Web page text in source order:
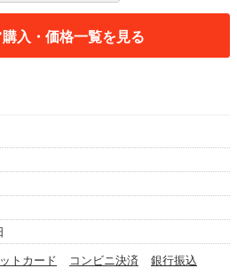
入・価格一覧を見る
トカード コンビニ決済
銀行振込